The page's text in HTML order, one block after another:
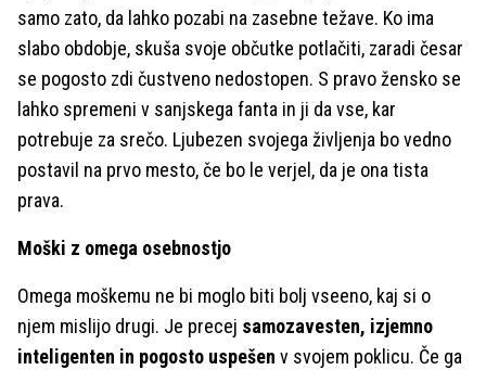
samo zato, da lahko pozabi na zasebne težave. Ko ima
slabo obdobje, skuša svoje občutke potlačiti, zaradi česar
se pogosto zdi čustveno nedostopen. S pravo žensko se
lahko spremeni v sanjskega fanta in ji da vse, kar
potrebuje za srečo. Ljubezen svojega življenja bo vedno
postavil na prvo mesto, če bo le verjel, da je ona tista
prava.
Moški z omega osebnostjo
Omega moškemu ne bi moglo biti bolj vseeno, kaj si o
njem mislijo drugi. Je precej samozavesten, izjemno
inteligenten in pogosto uspešen v svojem poklicu. Če ga